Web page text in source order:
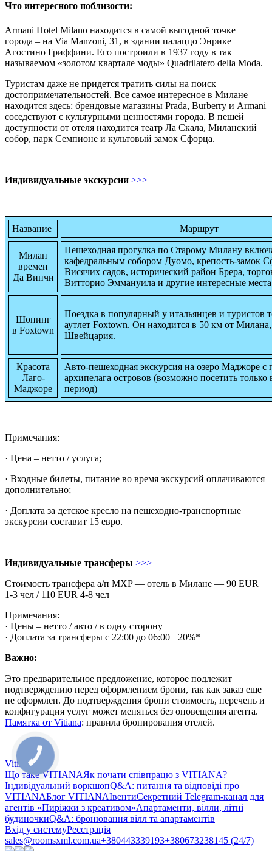
Что интересного поблизости:
Armani Hotel Milano находится в самой выгодной точке
города – на Via Manzoni, 31, в здании палаццо Энрике
Агостино Гриффини. Его построили в 1937 году в так
называемом «золотом квартале моды» Quadrilatero della Moda.
Туристам даже не придется тратить силы на поиск
достопримечательностей. Все самое интересное в Милане
находится здесь: брендовые магазины Prada, Burberry и Armani
соседствуют с культурными ценностями города. В пешей
доступности от отеля находится театр Ла Скала, Миланский
собор, парк Семпионе и культовый замок Сфорца.
Индивидуальные экскурсии >>>
Название Маршрут
Милан
времен
Да Винчи
Пешеходная прогулка по Старому Милану
кафедральным собором Дуомо, крепость-замок
Висячих садов, исторический район Брера,
Витторио Эммануила и другие интересные
Шопинг
в Foxtown
Поездка в популярный у итальянцев и туристов
аутлет Foxtown. Он находится в 50 км от
Швейцария.
Красота
Лаго-
Маджоре
Авто-пешеходная экскурсия на озеро Маджоре с
архипелага островов (возможно посетить только
период)
Примечания:
· Цена – нетто / услуга;
· Входные билеты, питание во время экскурсий оплачиваются
дополнительно;
· Доплата за детское кресло на пешеходно-транспортные
экскурсии составит 15 евро.
Индивидуальные трансферы >>>
Стоимость трансфера а/п MXP — отель в Милане — 90 EUR
1-3 чел / 110 EUR 4-8 чел
Примечания:
· Цены – нетто / авто / в одну сторону
· Доплата за трансферы с 22:00 до 06:00 +20%*
Важно:
Это предварительное предложение, которое подлежит
подтверждению перед оформлением брони, так как заказ еще
не оформлен. До подтверждения брони стоимость, перечень и
конфигурация услуг может меняться без оповещения агента.
Памятка от Vitiana: правила бронирования отелей.
Vitiana
Що таке VITIANAЯк почати співпрацю з VITIANA?
Індивідуальний воркшопQ&A: питання та відповіді про
VITIANAБлог VITIANAІвентиСекретний Telegram-канал для
агентів «Пиріжки з креативом»Апартаменти, вілли, літні
будиночкиQ&A: бронювання вілл та апартаментів
Вхід у системуРеєстрація
sales@roomsxml.com.ua+380443339193+380673238145 (24/7)